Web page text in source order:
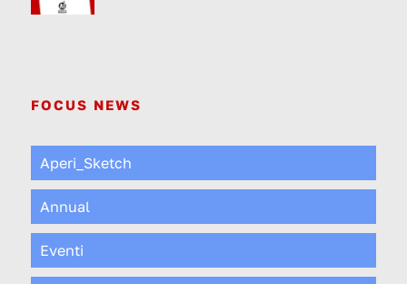
FOCUS NEWS
Aperi_Sketch
Annual
Eventi